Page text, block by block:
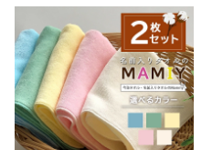
退職 Tps-152-100set-nosi［タバ